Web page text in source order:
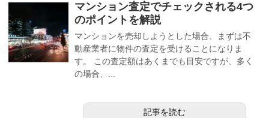
マンション査定でチェックされる4つ
のポイントを解説
マンションを売却しようとした場合、まずは不
動産業者に物件の査定を受けることになりま
す。 この査定額はあくまでも目安ですが、多く
の場合、...
記事を読む